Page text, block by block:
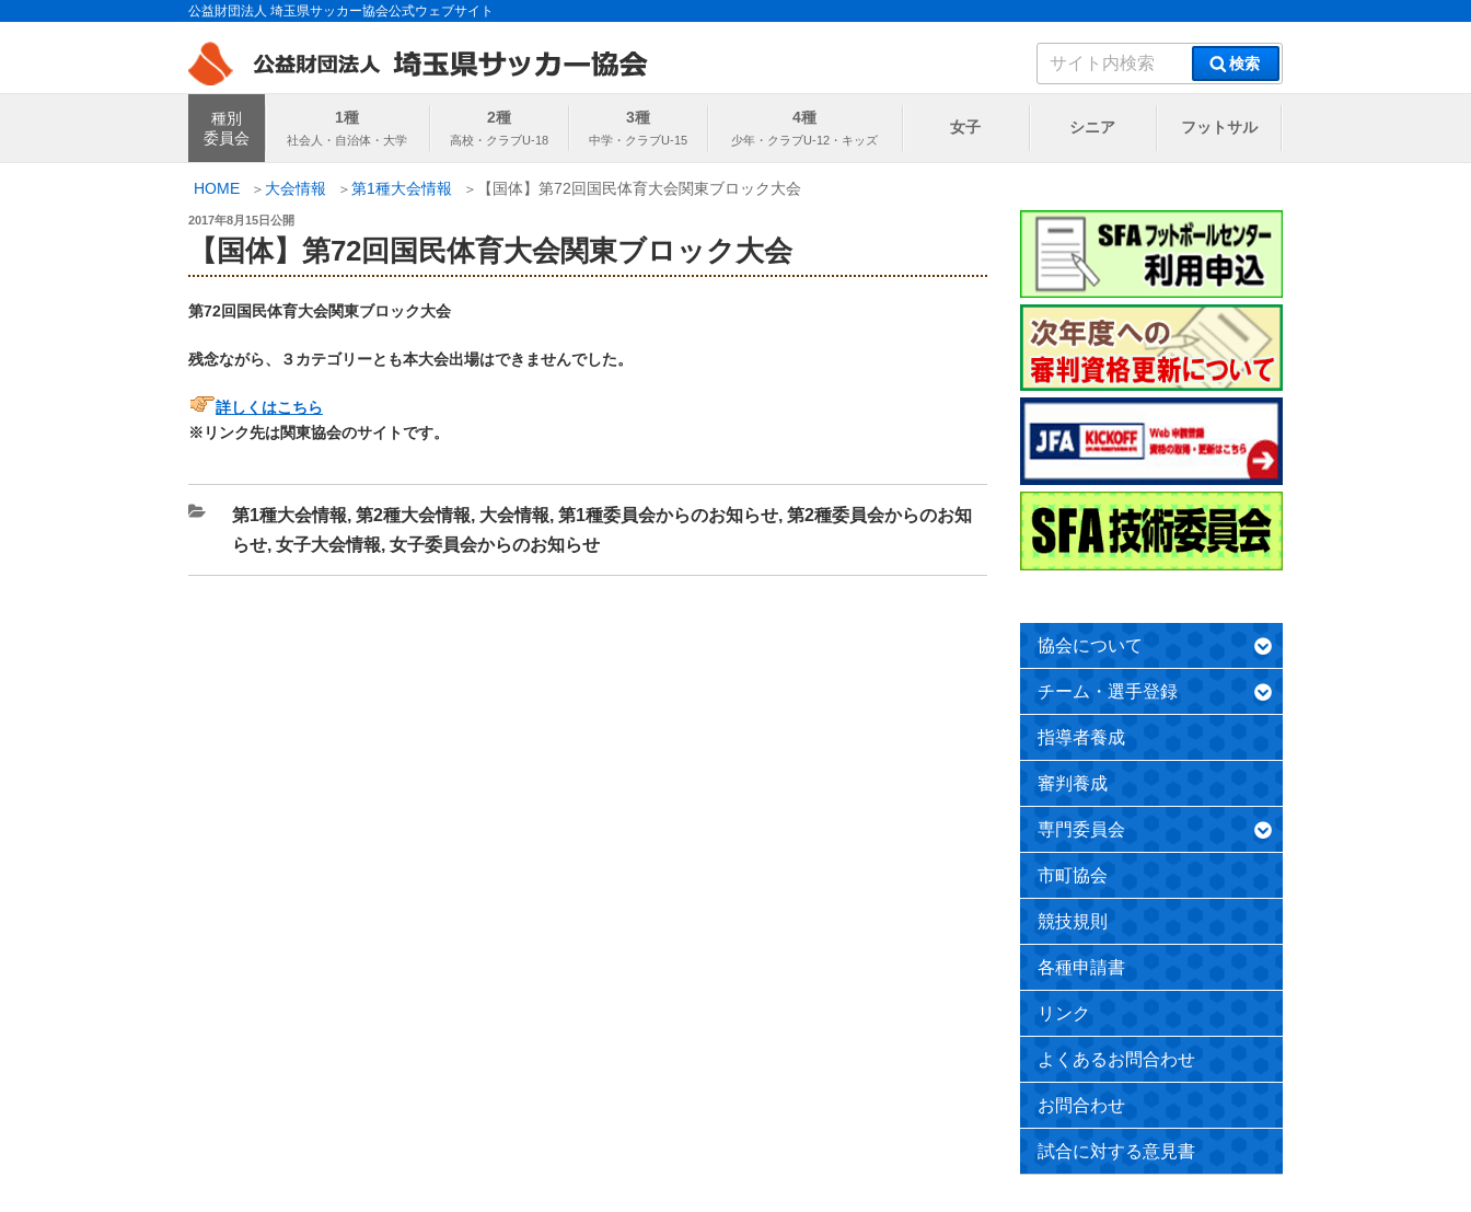
ス
公益財団法人 埼玉県サッカー協会公式ウェブサイト
索:
検索
埼玉県サッカー協会
種別
委員会
1種 2種 3種 4種
女子 シニア フットサル
HOME 大会情報 第1種大会情報 【国体】第72回国民体育大会関東ブロック大会
投
2017年8月15日公開
【国体】第72回国民体育大会関東ブロック大会
第72回国民体育大会関東ブロック大会
残念ながら、３カテゴリーとも本大会出場はできませんでした。
詳しくはこちら
※リンク先は関東協会のサイトです。
カ
テ
ゴ
第1種大会情報, 第2種大会情報, 大会情報, 第1種委員会からのお知らせ, 第2種委員会からのお知
らせ, 女子大会情報, 女子委員会からのお知らせ
協会について
チーム・選手登録
指導者養成
審判養成
専門委員会
市町協会
競技規則
各種申請書
リンク
よくあるお問合わせ
お問合わせ
試合に対する意見書